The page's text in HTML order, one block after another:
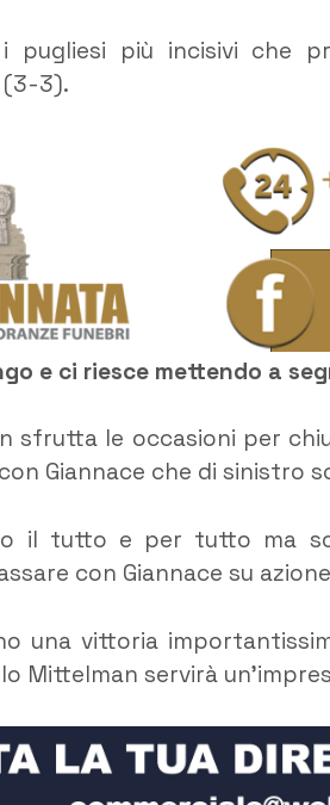
pugliesi più incisivi che
(3-3).
e ci riesce mettendo a
sfrutta le occasioni per
Giannace che di sinistro
il tutto e per tutto ma
con Giannace su
una vittoria
Mittelman servirà